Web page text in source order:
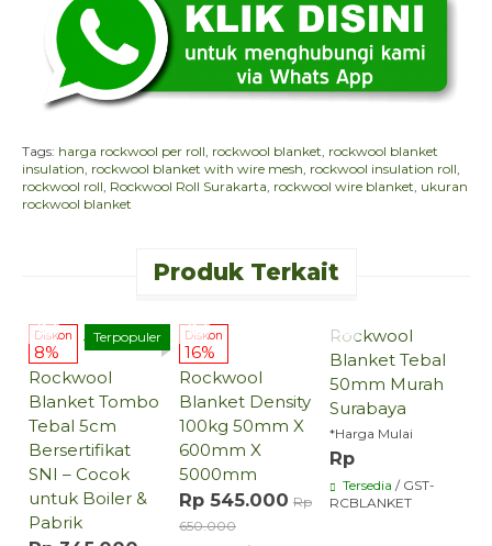
Tags: harga rockwool per roll rockwool blanket rockwool blanket
insulation rockwool blanket with wire mesh rockwool insulation roll
rockwool roll Rockwool Roll Surakarta rockwool wire blanket ukuran
rockwool blanket
Produk Terkait
Terpopuler
Diskon
8%
Jual
Rockwool
Blanket Tombo
Tebal 5cm
Bersertifikat
SNI – Cocok
untuk Boiler &
Pabrik
Hubungi
Diskon
16%
Rockwool
Blanket Density
100kg 50mm X
600mm X
5000mm
Rp 545.000 Rp
650.000
Rockwool
Blanket Tebal
50mm Murah
Surabaya
*Harga Mulai
Rp
Tersedia / GST-
RCBLANKET